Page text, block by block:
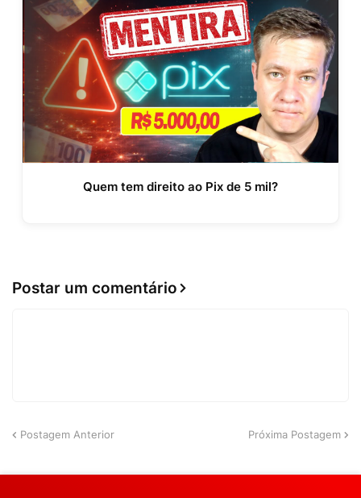
Quem tem direito ao Pix de 5 mil?
Postar um comentário
Postagem Anterior Próxima Postagem